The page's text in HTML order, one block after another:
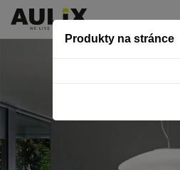
Produkty na stránce